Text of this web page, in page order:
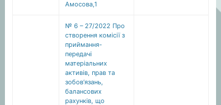
Амосова,1
№ 6 – 27/2022 Про
створення комісії з
приймання-
передачі
матеріальних
активів, прав та
зобов’язань,
балансових
рахунків, що